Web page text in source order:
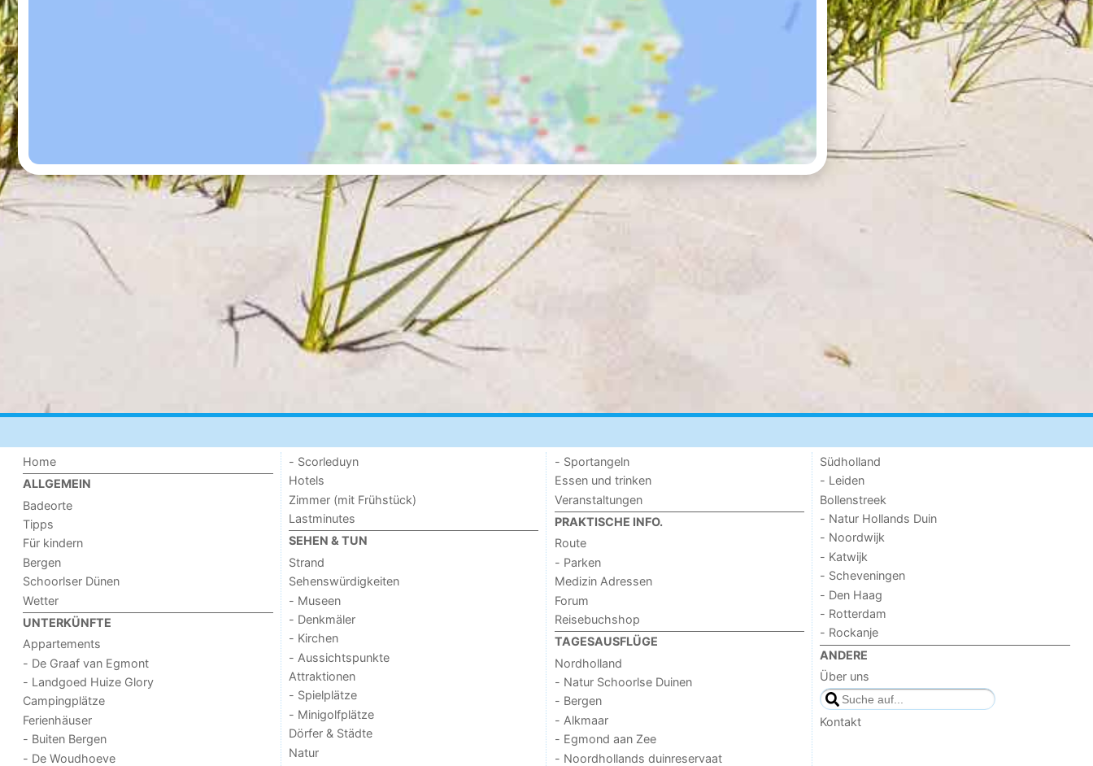
Home
ALLGEMEIN
Badeorte
Tipps
Für kindern
Bergen
Schoorlser Dünen
Wetter
UNTERKÜNFTE
Appartements
- De Graaf van Egmont
- Landgoed Huize Glory
Campingplätze
Ferienhäuser
- Buiten Bergen
- De Woudhoeve
- Scorleduyn
Hotels
Zimmer (mit Frühstück)
Lastminutes
SEHEN & TUN
Strand
Sehenswürdigkeiten
- Museen
- Denkmäler
- Kirchen
- Aussichtspunkte
Attraktionen
- Spielplätze
- Minigolfplätze
Dörfer & Städte
Natur
- Sportangeln
Essen und trinken
Veranstaltungen
PRAKTISCHE INFO.
Route
- Parken
Medizin Adressen
Forum
Reisebuchshop
TAGESAUSFLÜGE
Nordholland
- Natur Schoorlse Duinen
- Bergen
- Alkmaar
- Egmond aan Zee
- Noordhollands duinreservaat
Südholland
- Leiden
Bollenstreek
- Natur Hollands Duin
- Noordwijk
- Katwijk
- Scheveningen
- Den Haag
- Rotterdam
- Rockanje
ANDERE
Über uns
Kontakt